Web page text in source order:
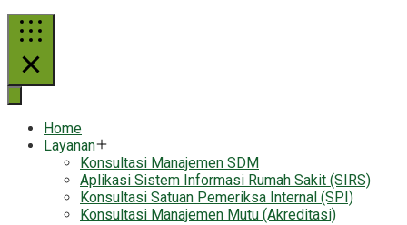
Home
Layanan
Konsultasi Manajemen SDM
Aplikasi Sistem Informasi Rumah Sakit (SIRS)
Konsultasi Satuan Pemeriksa Internal (SPI)
Konsultasi Manajemen Mutu (Akreditasi)